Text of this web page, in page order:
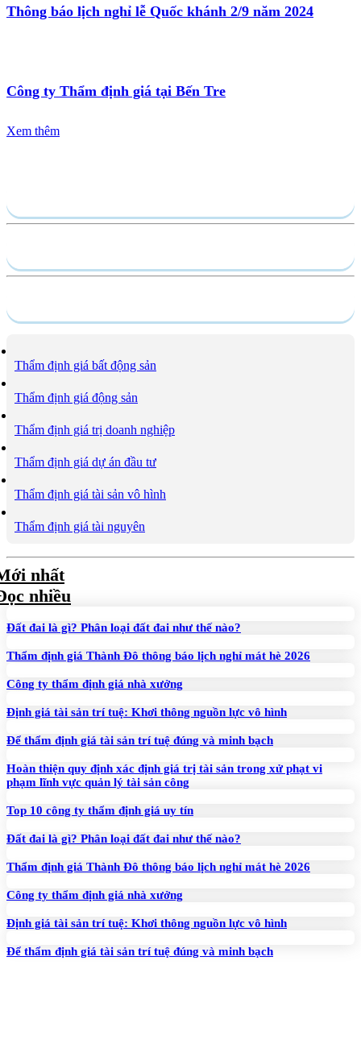
Thông báo lịch nghỉ lễ Quốc khánh 2/9 năm 2024
Công ty Thẩm định giá tại Bến Tre
Xem thêm
Thẩm định giá bất động sản
Thẩm định giá động sản
Thẩm định giá trị doanh nghiệp
Thẩm định giá dự án đầu tư
Thẩm định giá tài sản vô hình
Thẩm định giá tài nguyên
nhất
nhiều
Đất đai là gì? Phân loại đất đai như thế nào?
Thẩm định giá Thành Đô thông báo lịch nghỉ mát hè 2026
Công ty thẩm định giá nhà xưởng
Định giá tài sản trí tuệ: Khơi thông nguồn lực vô hình
Để thẩm định giá tài sản trí tuệ đúng và minh bạch
Hoàn thiện quy định xác định giá trị tài sản trong xử phạt vi
phạm lĩnh vực quản lý tài sản công
Top 10 công ty thẩm định giá uy tín
Đất đai là gì? Phân loại đất đai như thế nào?
Thẩm định giá Thành Đô thông báo lịch nghỉ mát hè 2026
Công ty thẩm định giá nhà xưởng
Định giá tài sản trí tuệ: Khơi thông nguồn lực vô hình
Để thẩm định giá tài sản trí tuệ đúng và minh bạch